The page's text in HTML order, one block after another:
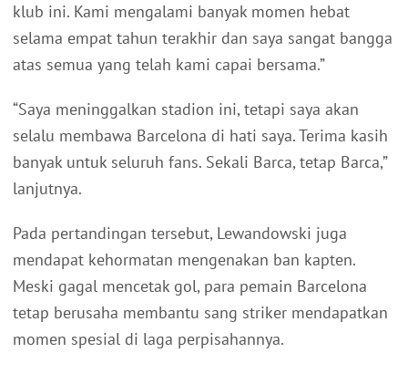
klub ini. Kami mengalami banyak momen hebat
selama empat tahun terakhir dan saya sangat bangga
atas semua yang telah kami capai bersama.”
“Saya meninggalkan stadion ini, tetapi saya akan
selalu membawa Barcelona di hati saya. Terima kasih
banyak untuk seluruh fans. Sekali Barca, tetap Barca,”
lanjutnya.
Pada pertandingan tersebut, Lewandowski juga
mendapat kehormatan mengenakan ban kapten.
Meski gagal mencetak gol, para pemain Barcelona
tetap berusaha membantu sang striker mendapatkan
momen spesial di laga perpisahannya.